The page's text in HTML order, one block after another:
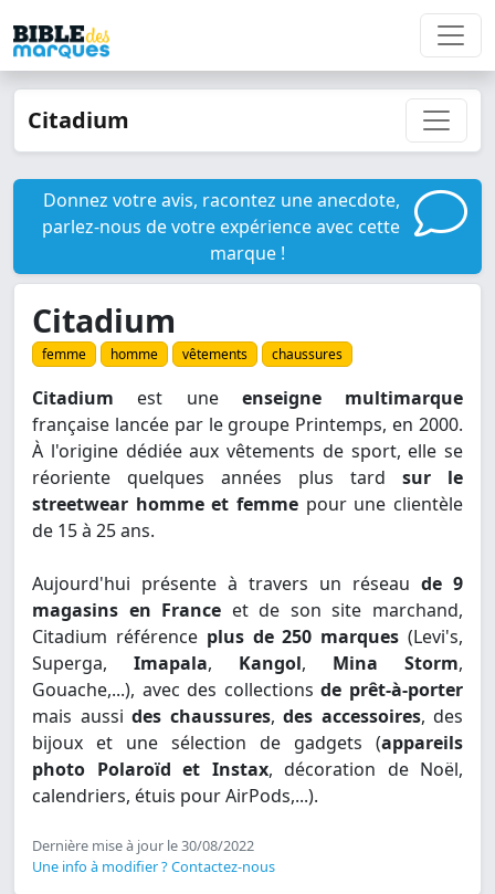
Citadium
Donnez votre avis, racontez une anecdote,
parlez-nous de votre expérience avec cette
marque !
Citadium
femme homme vêtements chaussures
Citadium est une enseigne multimarque
française lancée par le groupe Printemps, en 2000.
À l'origine dédiée aux vêtements de sport, elle se
réoriente quelques années plus tard sur le
streetwear homme et femme pour une clientèle
de 15 à 25 ans.
Aujourd'hui présente à travers un réseau de 9
magasins en France et de son site marchand,
Citadium référence plus de 250 marques (Levi's,
Superga, Imapala, Kangol, Mina Storm,
Gouache,...), avec des collectionsde prêt-à-porter
mais aussi des chaussures, des accessoires, des
bijoux et une sélection de gadgets (appareils
photo Polaroïd et Instax, décoration de Noël,
calendriers, étuis pour AirPods,...).
Dernière mise à jour le 30/08/2022
Une info à modifier ? Contactez-nous